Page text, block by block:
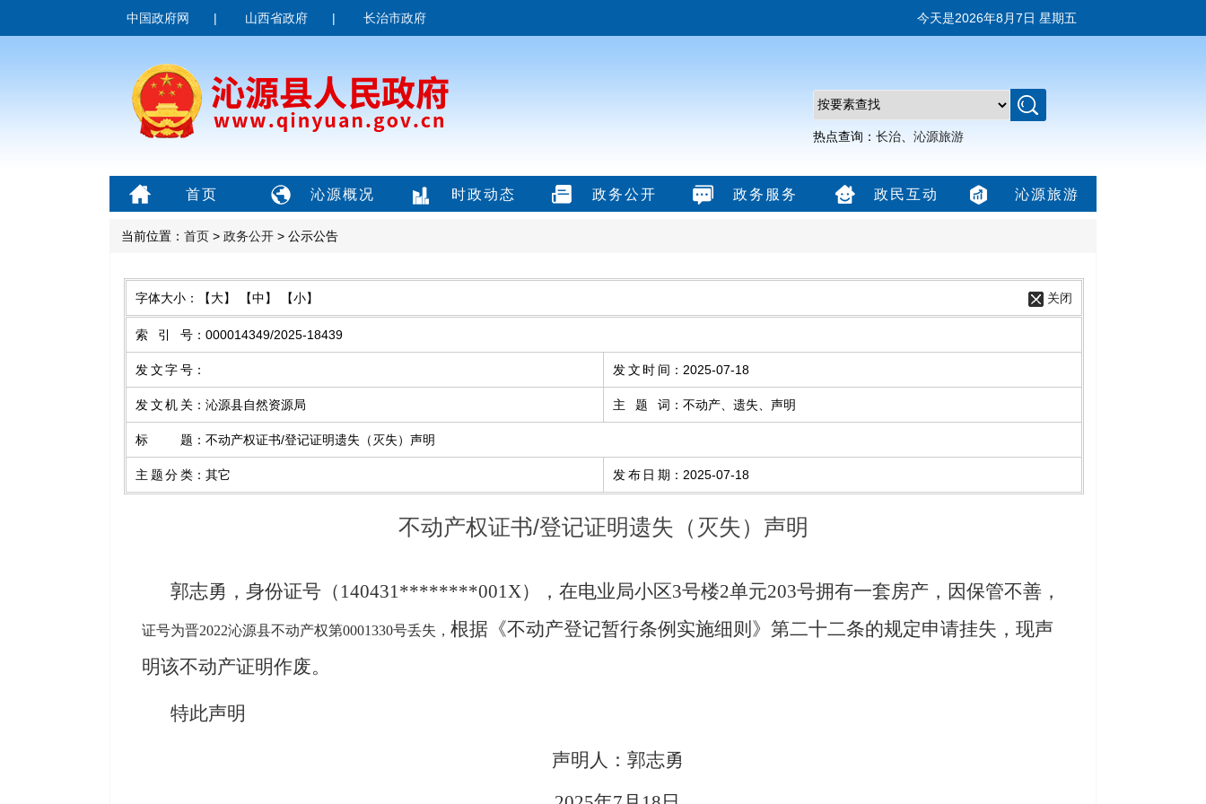
中国政府网 | 山西省政府 | 长治市政府 今天是2026年8月7日 星期五
热点查询： 长治 沁源旅游
首页 沁源概况 时政动态 政务公开 政务服务 政民互动 沁源旅游
当前位置： 首页 > 政务公开 > 公示公告
字体大小： 【大】 【中】 【小】 关闭
索引号 ： 000014349/2025-18439
发文字号 ： 发文时间 ： 2025-07-18
发文机关 ： 沁源县自然资源局 主题词 ： 不动产、遗失、声明
标题 ： 不动产权证书/登记证明遗失（灭失）声明
主题分类 ： 其它 发布日期 ： 2025-07-18
不动产权证书/登记证明遗失（灭失）声明
郭志勇 ， 身份证号 （ 140431********001X），在电业局小区3号楼2单元203号拥有一套房产 ， 因保管不善，
证号为晋2022沁源县不动产权第0001330号丢失， 根据《不动产登记暂行条例实施细则》第二十二条的规定申请挂失 ，现声
明该不动产证明作废。
特此声明
声明人： 郭志勇